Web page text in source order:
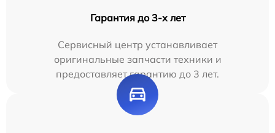
Гарантия до 3-х лет
Сервисный центр устанавливает
оригинальные запчасти техники и
предоставляет гарантию до 3 лет.